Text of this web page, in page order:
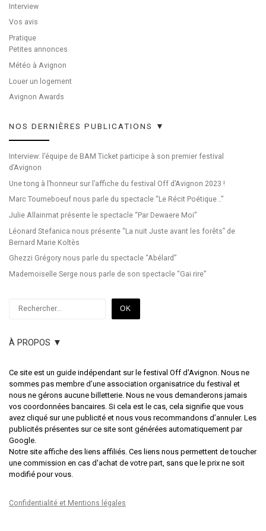
Interview
Vos avis
Pratique
Petites annonces
Météo à Avignon
Louer un logement
Avignon Awards
NOS DERNIÈRES PUBLICATIONS ▼
Interview: l’équipe de BAM Ticket participe à son premier festival
d’Avignon
Une tong à l’honneur sur l’affiche du festival Off d’Avignon 2023 !
Marc Tourneboeuf nous parle du spectacle “Le Récit Poétique…”
Julie Allainmat présente le spectacle “Par Dewaere Moi”
Léonard Stefanica nous présente “La nuit Juste avant les forêts” de
Bernard Marie Koltès
Ghezzi Grégory nous parle du spectacle “Abélard”
Mademoiselle Serge nous parle de son spectacle “Gai rire”
OK
À PROPOS ▼
Ce site est un guide indépendant sur le festival Off d'Avignon. Nous ne
sommes pas membre d’une association organisatrice du festival et
nous ne gérons aucune billetterie. Nous ne vous demanderons jamais
vos coordonnées bancaires. Si cela est le cas, cela signifie que vous
avez cliqué sur une publicité et nous vous recommandons d’annuler. Les
publicités présentes sur ce site sont générées automatiquement par
Google.
Notre site affiche des liens affiliés. Ces liens nous permettent de toucher
une commission en cas d'achat de votre part, sans que le prix ne soit
modifié pour vous.
Confidentialité et Mentions légales